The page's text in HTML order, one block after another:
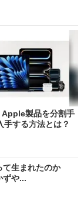
Apple製品を分割手
手する方法とは？
て生まれたのか
ずや...